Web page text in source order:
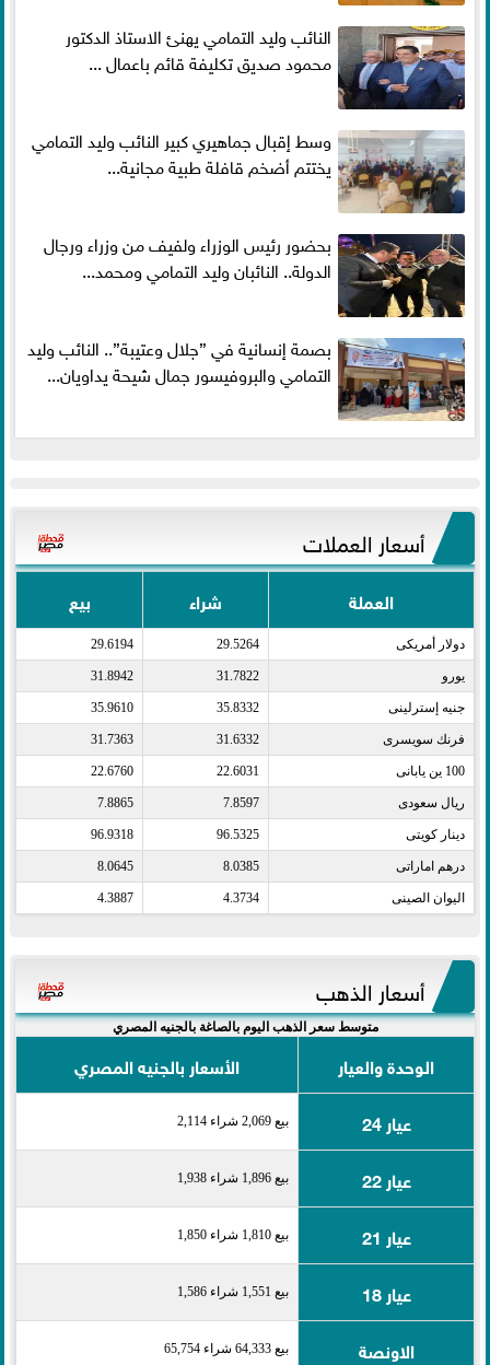
النائب وليد التمامي يهنئ الاستاذ الدكتور
محمود صديق تكليفة قائم باعمال ...
وسط إقبال جماهيري كبير النائب وليد التمامي
يختتم أضخم قافلة طبية مجانية...
بحضور رئيس الوزراء ولفيف من وزراء ورجال
الدولة.. النائبان وليد التمامي ومحمد...
بصمة إنسانية في ”جلال وعتيبة”.. النائب وليد
التمامي والبروفيسور جمال شيحة يداويان...
أسعار العملات
العملة شراء بيع
دولار أمريكى​ 29.5264
29.6194
يورو​ 31.7822
31.8942
جنيه إسترلينى​ 35.8332
35.9610
فرنك سويسرى​ 31.6332
31.7363
100 ين يابانى​ 22.6031
22.6760
ريال سعودى​ 7.8597
7.8865
دينار كويتى​ 96.5325
96.9318
درهم اماراتى​ 8.0385
8.0645
اليوان الصينى​ 4.3734
4.3887
أسعار الذهب
متوسط سعر الذهب اليوم بالصاغة بالجنيه المصري
الوحدة والعيار
الأسعار بالجنيه المصري
عيار 24
بيع 2,069 شراء 2,114
عيار 22 بيع 1,896 شراء 1,938
عيار 21 بيع 1,810 شراء 1,850
عيار 18 بيع 1,551 شراء 1,586
الاونصة بيع 64,333 شراء 65,754